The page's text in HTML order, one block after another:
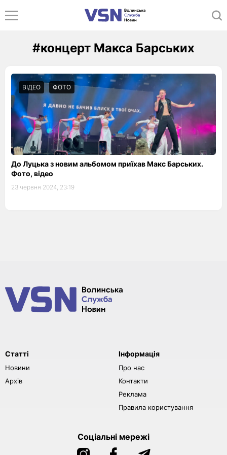
#концерт Макса Барських
ВІДЕО ФОТО
До Луцька з новим альбомом приїхав Макс Барських.
Фото, відео
23 червня 2024, 23:19
Статті
Новини
Архів
Інформація
Про нас
Контакти
Реклама
Правила користування
Соціальні мережі